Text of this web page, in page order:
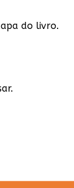
do livro.